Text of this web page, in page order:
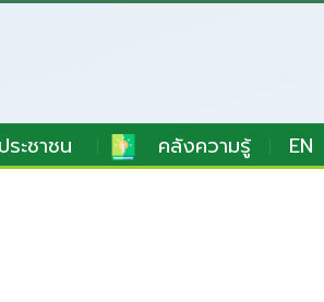
ระชาชน คลังความรู้ EN